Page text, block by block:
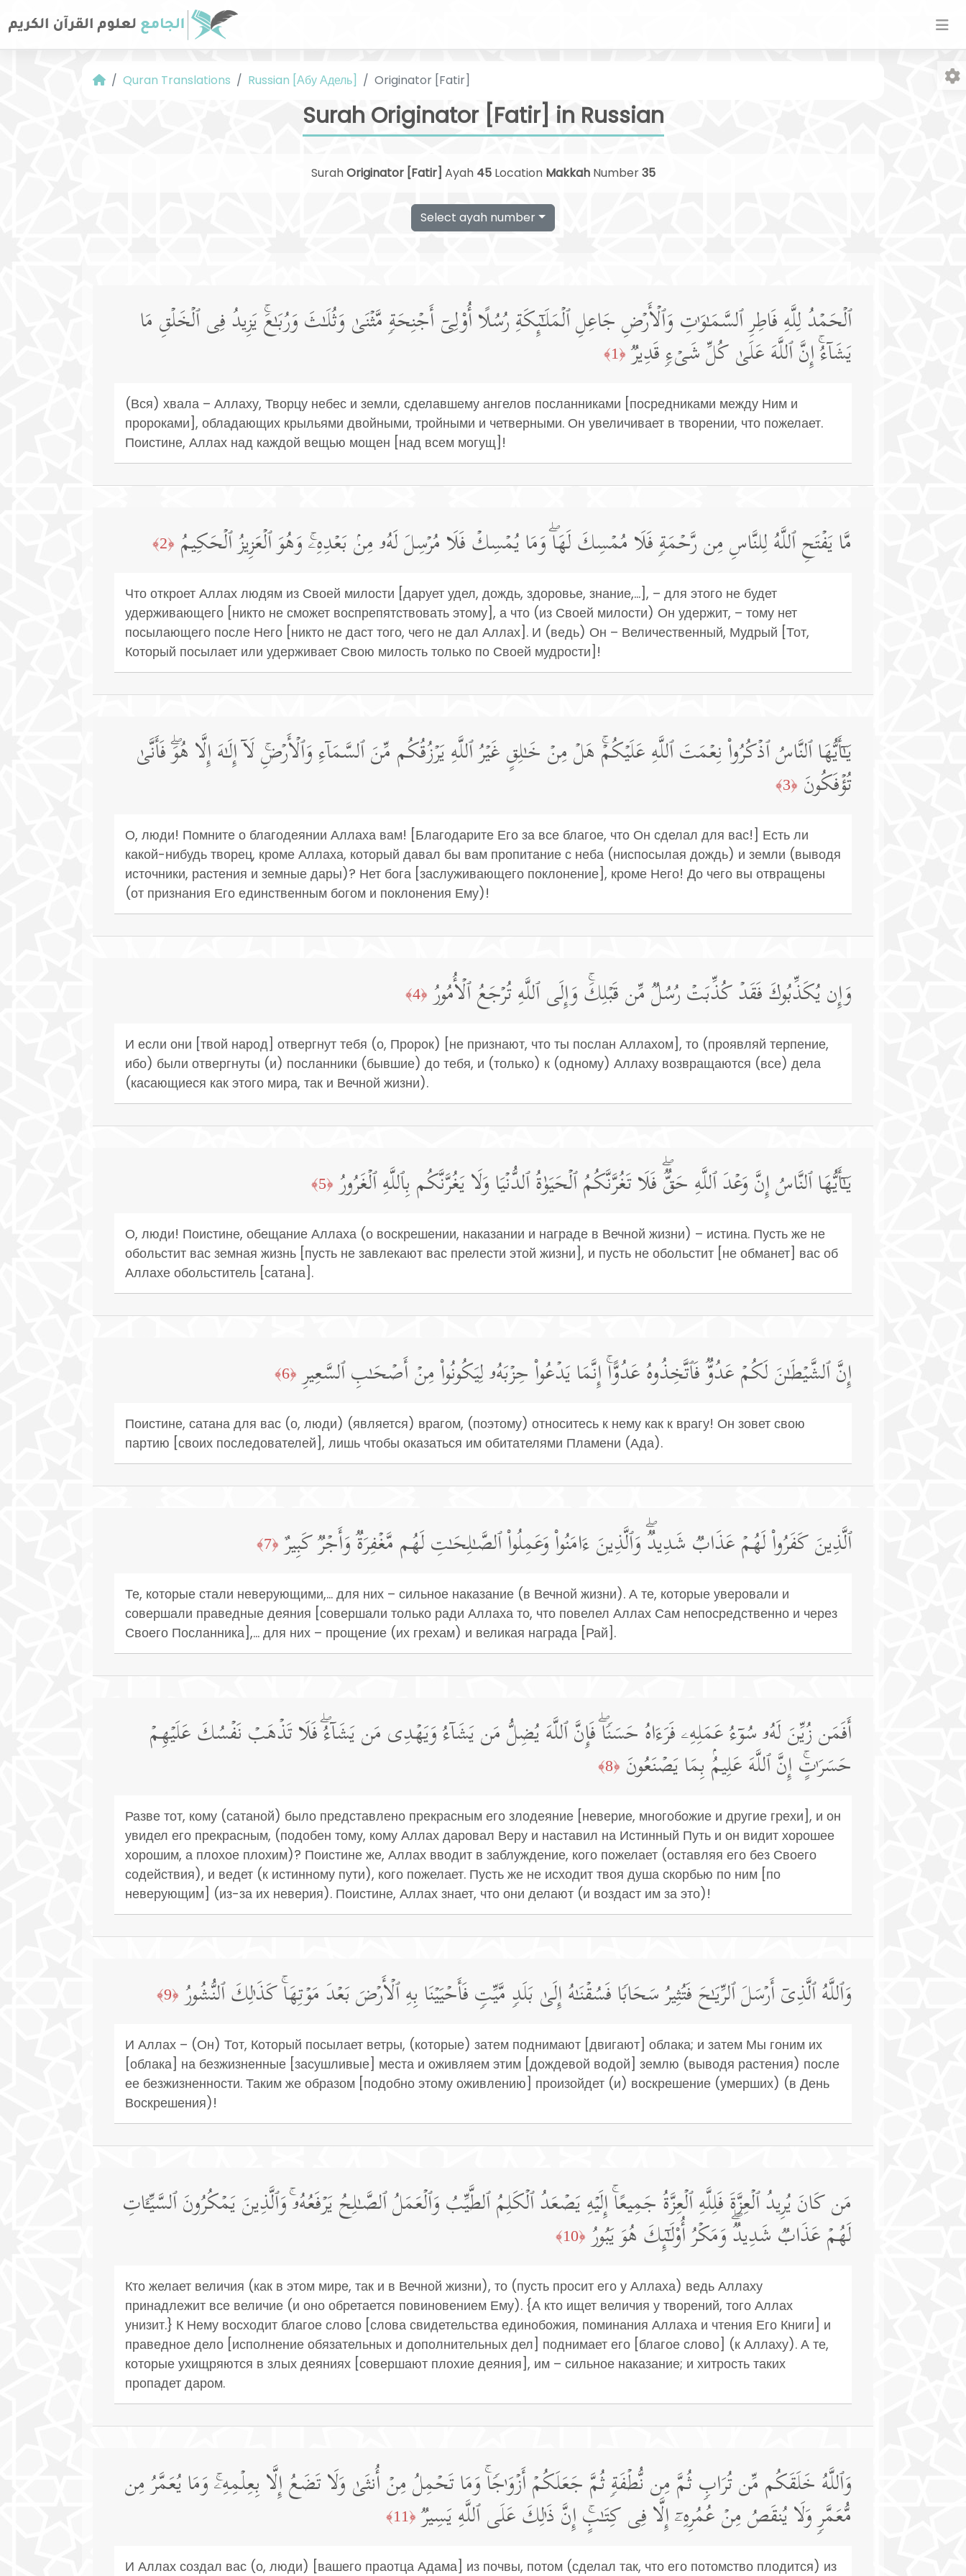
Quran Translations Russian [Абу Адель] Originator [Fatir]
Surah Originator [Fatir] in Russian
SurahOriginator [Fatir] Ayah 45Location MakkahNumber35
Select ayah number
ٱلۡحَمۡدُ لِلَّهِ فَاطِرِ ٱلسَّمَـٰوَ ٰ⁠تِ وَٱلۡأَرۡضِ جَاعِلِ ٱلۡمَلَـٰۤىِٕكَةِ رُسُلًا أُو۟لِیۤ أَجۡنِحَةࣲ مَّثۡنَىٰ وَثُلَـٰثَ وَرُبَـٰعَۚ یَزِیدُ فِی ٱلۡخَلۡقِ مَا
یَشَاۤءُۚ إِنَّ ٱللَّهَ عَلَىٰ كُلِّ شَیۡءࣲ قَدِیرࣱ ﴿1﴾
(Вся) хвала – Аллаху, Творцу небес и земли, сделавшему ангелов посланниками [посредниками между Ним и
пророками], обладающих крыльями двойными, тройными и четверными. Он увеличивает в творении, что пожелает.
Поистине, Аллах над каждой вещью мощен [над всем могущ]!
مَّا یَفۡتَحِ ٱللَّهُ لِلنَّاسِ مِن رَّحۡمَةࣲ فَلَا مُمۡسِكَ لَهَاۖ وَمَا یُمۡسِكۡ فَلَا مُرۡسِلَ لَهُۥ مِنۢ بَعۡدِهِۦۚ وَهُوَ ٱلۡعَزِیزُ ٱلۡحَكِیمُ ﴿2﴾
Что откроет Аллах людям из Своей милости [дарует удел, дождь, здоровье, знание,...], – для этого не будет
удерживающего [никто не сможет воспрепятствовать этому], а что (из Своей милости) Он удержит, – тому нет
посылающего после Него [никто не даст того, чего не дал Аллах]. И (ведь) Он – Величественный, Мудрый [Тот,
Который посылает или удерживает Свою милость только по Своей мудрости]!
یَـٰۤأَیُّهَا ٱلنَّاسُ ٱذۡكُرُوا۟ نِعۡمَتَ ٱللَّهِ عَلَیۡكُمۡۚ هَلۡ مِنۡ خَـٰلِقٍ غَیۡرُ ٱللَّهِ یَرۡزُقُكُم مِّنَ ٱلسَّمَاۤءِ وَٱلۡأَرۡضِۚ لَاۤ إِلَـٰهَ إِلَّا هُوَۖ فَأَنَّىٰ
تُؤۡفَكُونَ ﴿3﴾
О, люди! Помните о благодеянии Аллаха вам! [Благодарите Его за все благое, что Он сделал для вас!] Есть ли
какой-нибудь творец, кроме Аллаха, который давал бы вам пропитание с неба (ниспосылая дождь) и земли (выводя
источники, растения и земные дары)? Нет бога [заслуживающего поклонение], кроме Него! До чего вы отвращены
(от признания Его единственным богом и поклонения Ему)!
وَإِن یُكَذِّبُوكَ فَقَدۡ كُذِّبَتۡ رُسُلࣱ مِّن قَبۡلِكَۚ وَإِلَى ٱللَّهِ تُرۡجَعُ ٱلۡأُمُورُ ﴿4﴾
И если они [твой народ] отвергнут тебя (о, Пророк) [не признают, что ты послан Аллахом], то (проявляй терпение,
ибо) были отвергнуты (и) посланники (бывшие) до тебя, и (только) к (одному) Аллаху возвращаются (все) дела
(касающиеся как этого мира, так и Вечной жизни).
یَـٰۤأَیُّهَا ٱلنَّاسُ إِنَّ وَعۡدَ ٱللَّهِ حَقࣱّۖ فَلَا تَغُرَّنَّكُمُ ٱلۡحَیَوٰةُ ٱلدُّنۡیَا وَلَا یَغُرَّنَّكُم بِٱللَّهِ ٱلۡغَرُورُ ﴿5﴾
О, люди! Поистине, обещание Аллаха (о воскрешении, наказании и награде в Вечной жизни) – истина. Пусть же не
обольстит вас земная жизнь [пусть не завлекают вас прелести этой жизни], и пусть не обольстит [не обманет] вас об
Аллахе обольститель [сатана].
إِنَّ ٱلشَّیۡطَـٰنَ لَكُمۡ عَدُوࣱّ فَٱتَّخِذُوهُ عَدُوًّاۚ إِنَّمَا یَدۡعُوا۟ حِزۡبَهُۥ لِیَكُونُوا۟ مِنۡ أَصۡحَـٰبِ ٱلسَّعِیرِ ﴿6﴾
Поистине, сатана для вас (о, люди) (является) врагом, (поэтому) относитесь к нему как к врагу! Он зовет свою
партию [своих последователей], лишь чтобы оказаться им обитателями Пламени (Ада).
ٱلَّذِینَ كَفَرُوا۟ لَهُمۡ عَذَابࣱ شَدِیدࣱۖ وَٱلَّذِینَ ءَامَنُوا۟ وَعَمِلُوا۟ ٱلصَّـٰلِحَـٰتِ لَهُم مَّغۡفِرَةࣱ وَأَجۡرࣱ كَبِیرٌ ﴿7﴾
Те, которые стали неверующими,... для них – сильное наказание (в Вечной жизни). А те, которые уверовали и
совершали праведные деяния [совершали только ради Аллаха то, что повелел Аллах Сам непосредственно и через
Своего Посланника],... для них – прощение (их грехам) и великая награда [Рай].
أَفَمَن زُیِّنَ لَهُۥ سُوۤءُ عَمَلِهِۦ فَرَءَاهُ حَسَنࣰاۖ فَإِنَّ ٱللَّهَ یُضِلُّ مَن یَشَاۤءُ وَیَهۡدِی مَن یَشَاۤءُۖ فَلَا تَذۡهَبۡ نَفۡسُكَ عَلَیۡهِمۡ
حَسَرَ ٰ⁠تٍۚ إِنَّ ٱللَّهَ عَلِیمُۢ بِمَا یَصۡنَعُونَ ﴿8﴾
Разве тот, кому (сатаной) было представлено прекрасным его злодеяние [неверие, многобожие и другие грехи], и он
увидел его прекрасным, (подобен тому, кому Аллах даровал Веру и наставил на Истинный Путь и он видит хорошее
хорошим, а плохое плохим)? Поистине же, Аллах вводит в заблуждение, кого пожелает (оставляя его без Своего
содействия), и ведет (к истинному пути), кого пожелает. Пусть же не исходит твоя душа скорбью по ним [по
неверующим] (из-за их неверия). Поистине, Аллах знает, что они делают (и воздаст им за это)!
وَٱللَّهُ ٱلَّذِیۤ أَرۡسَلَ ٱلرِّیَـٰحَ فَتُثِیرُ سَحَابࣰا فَسُقۡنَـٰهُ إِلَىٰ بَلَدࣲ مَّیِّتࣲ فَأَحۡیَیۡنَا بِهِ ٱلۡأَرۡضَ بَعۡدَ مَوۡتِهَاۚ كَذَ ٰ⁠لِكَ ٱلنُّشُورُ ﴿9﴾
И Аллах – (Он) Тот, Который посылает ветры, (которые) затем поднимают [двигают] облака; и затем Мы гоним их
[облака] на безжизненные [засушливые] места и оживляем этим [дождевой водой] землю (выводя растения) после
ее безжизненности. Таким же образом [подобно этому оживлению] произойдет (и) воскрешение (умерших) (в День
Воскрешения)!
مَن كَانَ یُرِیدُ ٱلۡعِزَّةَ فَلِلَّهِ ٱلۡعِزَّةُ جَمِیعًاۚ إِلَیۡهِ یَصۡعَدُ ٱلۡكَلِمُ ٱلطَّیِّبُ وَٱلۡعَمَلُ ٱلصَّـٰلِحُ یَرۡفَعُهُۥۚ وَٱلَّذِینَ یَمۡكُرُونَ ٱلسَّیِّـَٔاتِ
لَهُمۡ عَذَابࣱ شَدِیدࣱۖ وَمَكۡرُ أُو۟لَـٰۤىِٕكَ هُوَ یَبُورُ ﴿10﴾
Кто желает величия (как в этом мире, так и в Вечной жизни), то (пусть просит его у Аллаха) ведь Аллаху
принадлежит все величие (и оно обретается повиновением Ему). {А кто ищет величия у творений, того Аллах
унизит.} К Нему восходит благое слово [слова свидетельства единобожия, поминания Аллаха и чтения Его Книги] и
праведное дело [исполнение обязательных и дополнительных дел] поднимает его [благое слово] (к Аллаху). А те,
которые ухищряются в злых деяниях [совершают плохие деяния], им – сильное наказание; и хитрость таких
пропадет даром.
وَٱللَّهُ خَلَقَكُم مِّن تُرَابࣲ ثُمَّ مِن نُّطۡفَةࣲ ثُمَّ جَعَلَكُمۡ أَزۡوَ ٰ⁠جࣰاۚ وَمَا تَحۡمِلُ مِنۡ أُنثَىٰ وَلَا تَضَعُ إِلَّا بِعِلۡمِهِۦۚ وَمَا یُعَمَّرُ مِن
مُّعَمَّرࣲ وَلَا یُنقَصُ مِنۡ عُمُرِهِۦۤ إِلَّا فِی كِتَـٰبٍۚ إِنَّ ذَ ٰ⁠لِكَ عَلَى ٱللَّهِ یَسِیرࣱ ﴿11﴾
И Аллах создал вас (о, люди) [вашего праотца Адама] из почвы, потом (сделал так, что его потомство плодится) из